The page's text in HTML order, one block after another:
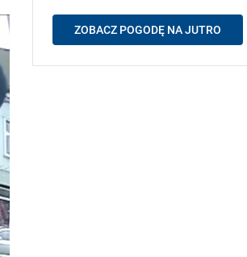
ZOBACZ POGODĘ NA JUTRO